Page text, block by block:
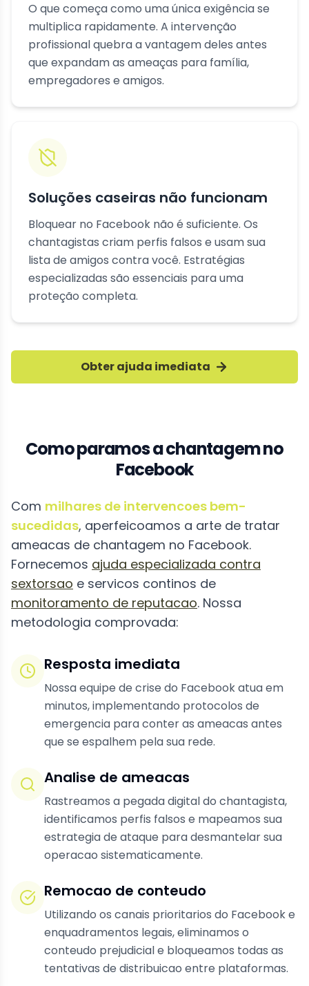
O que começa como uma única exigência se
multiplica rapidamente. A intervenção
profissional quebra a vantagem deles antes
que expandam as ameaças para família,
empregadores e amigos.
Soluções caseiras não funcionam
Bloquear no Facebook não é suficiente. Os
chantagistas criam perfis falsos e usam sua
lista de amigos contra você. Estratégias
especializadas são essenciais para uma
proteção completa.
Obter ajuda imediata
Como paramos a chantagem no
Facebook
Com milhares de intervencoes bem-
sucedidas, aperfeicoamos a arte de tratar
ameacas de chantagem no Facebook.
Fornecemos ajuda especializada contra
sextorsao e servicos continos de
monitoramento de reputacao. Nossa
metodologia comprovada:
Resposta imediata
Nossa equipe de crise do Facebook atua em
minutos, implementando protocolos de
emergencia para conter as ameacas antes
que se espalhem pela sua rede.
Analise de ameacas
Rastreamos a pegada digital do chantagista,
identificamos perfis falsos e mapeamos sua
estrategia de ataque para desmantelar sua
operacao sistematicamente.
Remocao de conteudo
Utilizando os canais prioritarios do Facebook e
enquadramentos legais, eliminamos o
conteudo prejudicial e bloqueamos todas as
tentativas de distribuicao entre plataformas.